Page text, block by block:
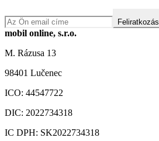
Feliratkozás
mobil online, s.r.o.
M. Rázusa 13
98401 Lučenec
ICO: 44547722
DIC: 2022734318
IC DPH: SK2022734318